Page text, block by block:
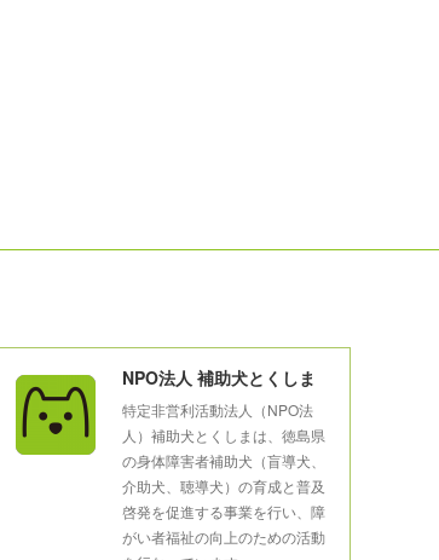
NPO法人 補助犬とくしま
特定非営利活動法人（NPO法
人）補助犬とくしまは、徳島県
の身体障害者補助犬（盲導犬、
介助犬、聴導犬）の育成と普及
啓発を促進する事業を行い、障
がい者福祉の向上のための活動